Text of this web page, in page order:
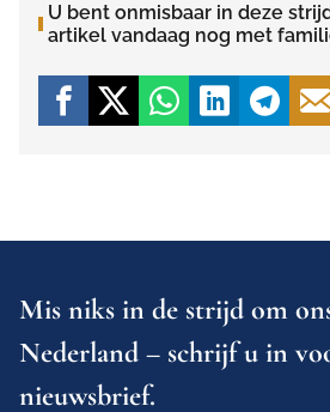
U bent onmisbaar in deze
artikel vandaag nog met
Mis niks in de strijd om
Nederland – schrijf u in
nieuwsbrief.